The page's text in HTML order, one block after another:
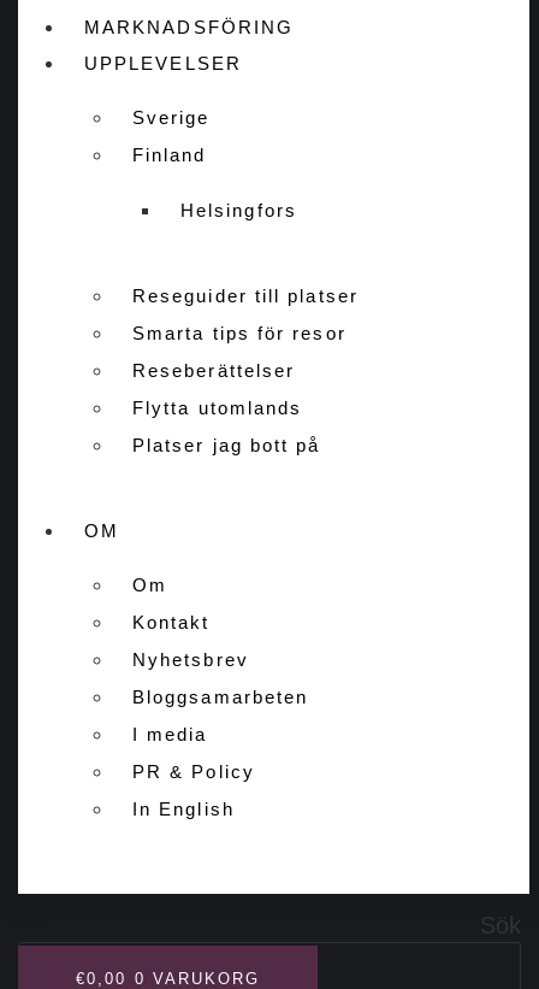
MARKNADSFÖRING
UPPLEVELSER
Sverige
Finland
Helsingfors
Reseguider till platser
Smarta tips för resor
Reseberättelser
Flytta utomlands
Platser jag bott på
OM
Om
Kontakt
Nyhetsbrev
Bloggsamarbeten
I media
PR & Policy
In English
Sök
€0,00 0 VARUKORG